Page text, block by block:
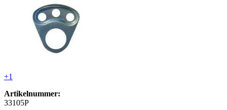
+1
Artikelnummer:
33105P